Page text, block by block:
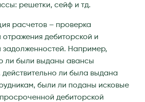
решетки, сейф и тд.
расчетов – проверка
отражения дебиторской и
задолженностей. Например,
ли были выданы авансы
ли была выдана
были ли поданы исковые
дебиторской